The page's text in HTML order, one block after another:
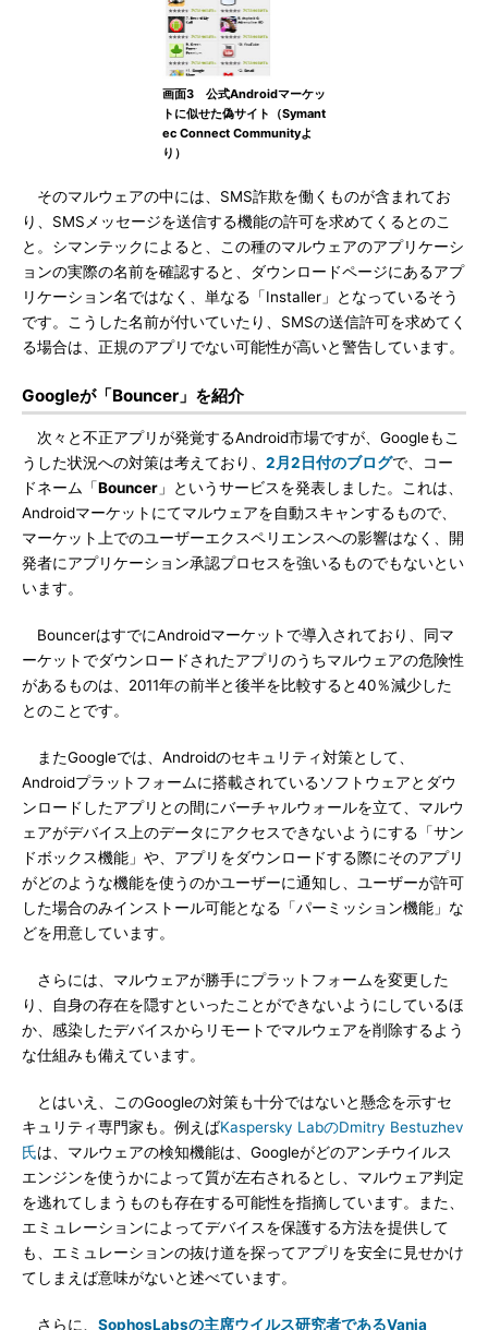
画面3 公式Androidマーケッ
トに似せた偽サイト（Symant
ec Connect Communityよ
り）
そのマルウェアの中には、SMS詐欺を働くものが含まれてお
り、SMSメッセージを送信する機能の許可を求めてくるとのこ
と。シマンテックによると、この種のマルウェアのアプリケーシ
ョンの実際の名前を確認すると、ダウンロードページにあるアプ
リケーション名ではなく、単なる「Installer」となっているそう
です。こうした名前が付いていたり、SMSの送信許可を求めてく
る場合は、正規のアプリでない可能性が高いと警告しています。
Googleが「Bouncer」を紹介
次々と不正アプリが発覚するAndroid市場ですが、Googleもこ
うした状況への対策は考えており、 2月2日付のブログで、コー
ドネーム「Bouncer 」というサービスを発表しました。これは、
Androidマーケットにてマルウェアを自動スキャンするもので、
マーケット上でのユーザーエクスペリエンスへの影響はなく、開
発者にアプリケーション承認プロセスを強いるものでもないとい
います。
BouncerはすでにAndroidマーケットで導入されており、同マ
ーケットでダウンロードされたアプリのうちマルウェアの危険性
があるものは、2011年の前半と後半を比較すると40％減少した
とのことです。
またGoogleでは、Androidのセキュリティ対策として、
Androidプラットフォームに搭載されているソフトウェアとダウ
ンロードしたアプリとの間にバーチャルウォールを立て、マルウ
ェアがデバイス上のデータにアクセスできないようにする「サン
ドボックス機能」や、アプリをダウンロードする際にそのアプリ
がどのような機能を使うのかユーザーに通知し、ユーザーが許可
した場合のみインストール可能となる「パーミッション機能」な
どを用意しています。
さらには、マルウェアが勝手にプラットフォームを変更した
り、自身の存在を隠すといったことができないようにしているほ
か、感染したデバイスからリモートでマルウェアを削除するよう
な仕組みも備えています。
とはいえ、このGoogleの対策も十分ではないと懸念を示すセ
キュリティ専門家も。例えばKaspersky LabのDmitry Bestuzhev
氏は、マルウェアの検知機能は、Googleがどのアンチウイルス
エンジンを使うかによって質が左右されるとし、マルウェア判定
を逃れてしまうものも存在する可能性を指摘しています。また、
エミュレーションによってデバイスを保護する方法を提供して
も、エミュレーションの抜け道を探ってアプリを安全に見せかけ
てしまえば意味がないと述べています。
さらに、 SophosLabsの主席ウイルス研究者であるVanja